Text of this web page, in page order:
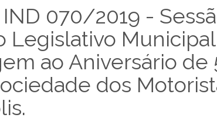
070/2019 -
Legislativo
ao Aniversário de
dos